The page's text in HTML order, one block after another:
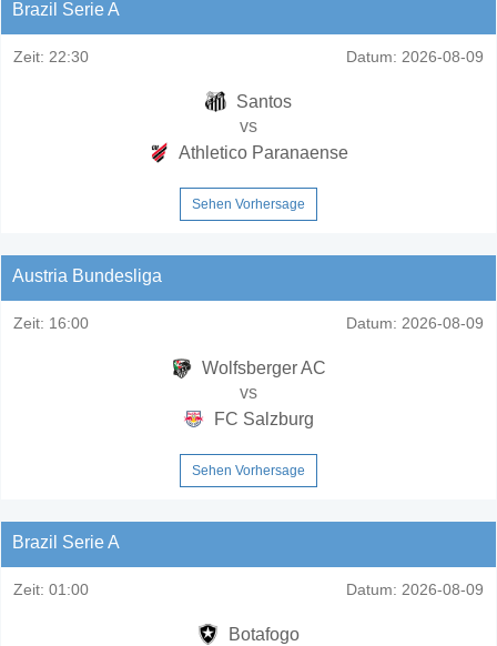
Brazil Serie A
Zeit: 22:30 Datum: 2026-08-09
Santos
vs
Athletico Paranaense
Sehen Vorhersage
Austria Bundesliga
Zeit: 16:00 Datum: 2026-08-09
Wolfsberger AC
vs
FC Salzburg
Sehen Vorhersage
Brazil Serie A
Zeit: 01:00 Datum: 2026-08-09
Botafogo